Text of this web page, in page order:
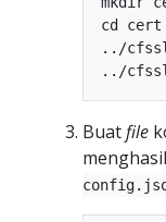
cd cert
../
Buatfile